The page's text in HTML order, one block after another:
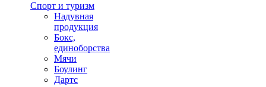
Спорт и туризм
Надувная
продукция
Бокс,
единоборства
Мячи
Боулинг
Дартс